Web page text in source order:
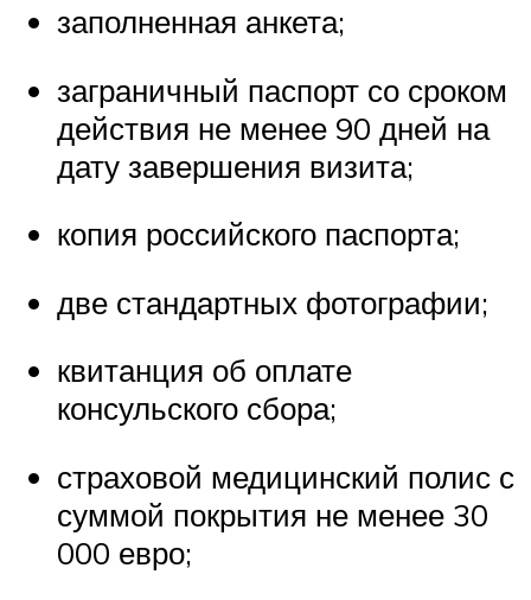
заполненная анкета;
заграничный паспорт со сроком
действия не менее 90 дней на
дату завершения визита;
копия российского паспорта;
две стандартных фотографии;
квитанция об оплате
консульского сбора;
страховой медицинский полис с
суммой покрытия не менее 30
000 евро;